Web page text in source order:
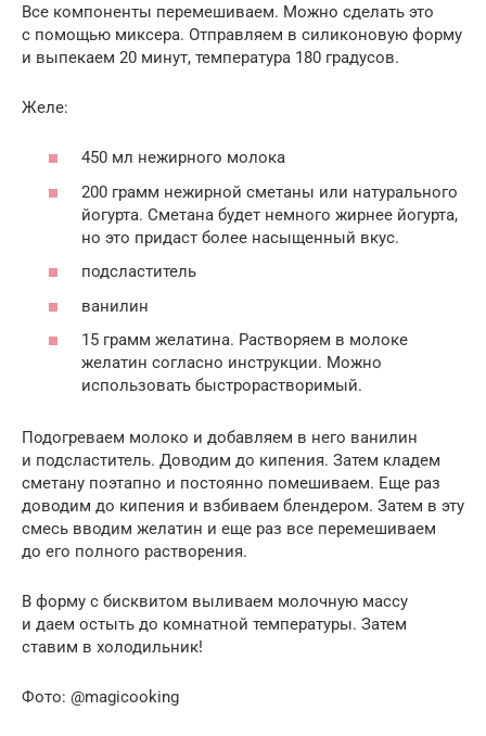
Все компоненты перемешиваем. Можно сделать это
с помощью миксера. Отправляем в силиконовую форму
и выпекаем 20 минут, температура 180 градусов.
Желе:
450 мл нежирного молока
200 грамм нежирной сметаны или натурального
йогурта. Сметана будет немного жирнее йогурта,
но это придаст более насыщенный вкус.
подсластитель
ванилин
15 грамм желатина. Растворяем в молоке
желатин согласно инструкции. Можно
использовать быстрорастворимый.
Подогреваем молоко и добавляем в него ванилин
и подсластитель. Доводим до кипения. Затем кладем
сметану поэтапно и постоянно помешиваем. Еще раз
доводим до кипения и взбиваем блендером. Затем в эту
смесь вводим желатин и еще раз все перемешиваем
до его полного растворения.
В форму с бисквитом выливаем молочную массу
и даем остыть до комнатной температуры. Затем
ставим в холодильник!
Фото: @magicooking